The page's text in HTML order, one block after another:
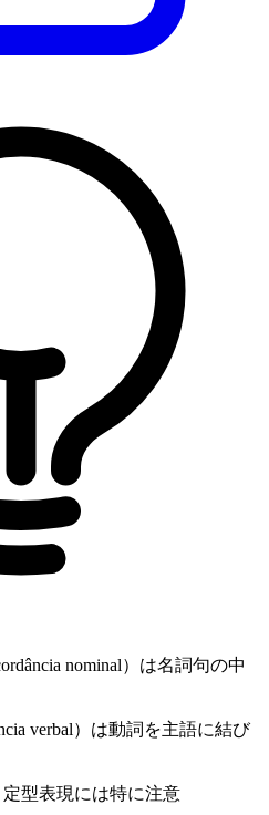
nominal）は名詞句の中
verbal）は動詞を主語に結び
型表現には特に注意